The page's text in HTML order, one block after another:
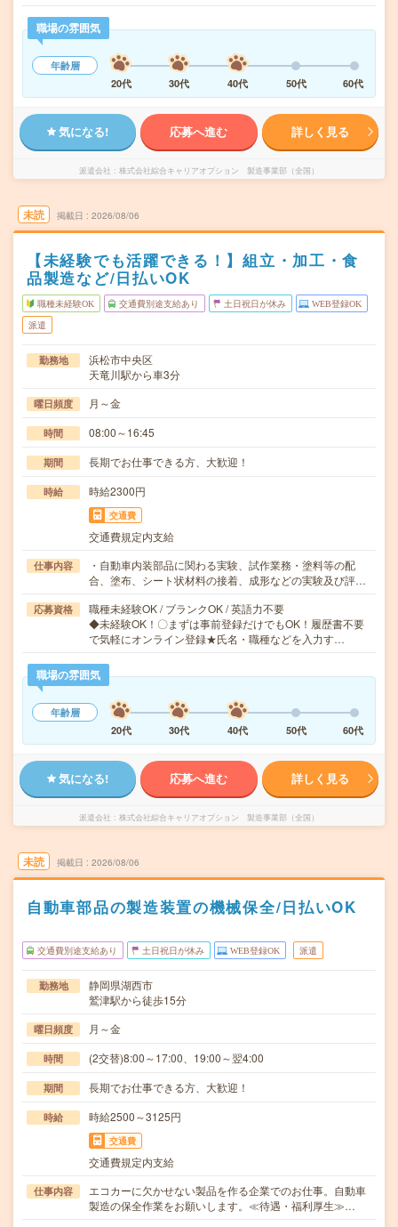
職場の雰囲気
年齢層
20代
30代 40代 50代 60代
気になる! 応募へ進む 詳しく見る
派遣会社 株式会社綜合キャリアオプション 製造事業部（全国）
未読 掲載日 2026/08/06
【未経験でも活躍できる！】組立・加工・食
品製造など/日払いOK
職種未経験OK 交通費別途支給あり 土日祝日が休み WEB登録OK
派遣
勤務地
浜松市中央区
天竜川駅から車3分
曜日頻度 月～金
時間 08:00～16:45
期間 長期でお仕事できる方、大歓迎！
時給 時給2300円
交通費
交通費規定内支給
仕事内容
・自動車内装部品に関わる実験、試作業務・塗料等の配
合、塗布、シート状材料の接着、成形などの実験及び評…
応募資格
職種未経験OK / ブランクOK / 英語力不要
◆未経験OK！〇まずは事前登録だけでもOK！履歴書不要
で気軽にオンライン登録★氏名・職種などを入力す…
職場の雰囲気
年齢層
20代
30代 40代 50代 60代
気になる! 応募へ進む 詳しく見る
派遣会社 株式会社綜合キャリアオプション 製造事業部（全国）
未読 掲載日 2026/08/06
自動車部品の製造装置の機械保全/日払いOK
交通費別途支給あり 土日祝日が休み WEB登録OK 派遣
勤務地
静岡県湖西市
鷲津駅から徒歩15分
曜日頻度 月～金
時間 (2交替)8:00～17:00、19:00～翌4:00
期間 長期でお仕事できる方、大歓迎！
時給 時給2500～3125円
交通費
交通費規定内支給
仕事内容
エコカーに欠かせない製品を作る企業でのお仕事。自動車
製造の保全作業をお願いします。≪待遇・福利厚生≫…